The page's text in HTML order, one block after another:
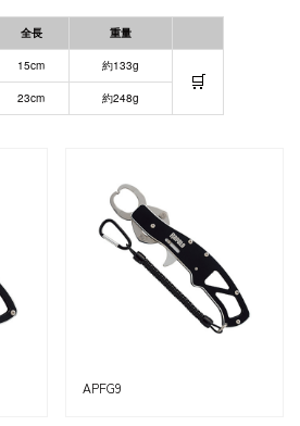
全長 重量
15cm 約133g
🛒
23cm 約248g
APFG9